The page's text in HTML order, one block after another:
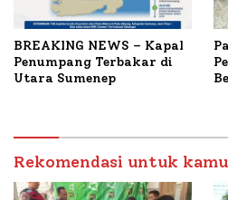
BREAKING NEWS – Kapal
Penumpang Terbakar di
Utara Sumenep
Rekomendasi untuk kamu